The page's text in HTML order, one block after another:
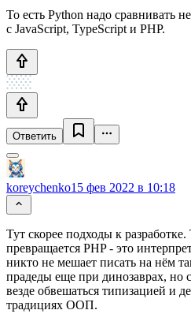
То есть Python надо сравнивать
с JavaScript, TypeScript и PHP.
Ответить
koreychenko15 фев 2022 в 10:18
Тут скорее подходы к разработке.
превращается PHP - это
никто не мешает писать на нём
прадеды еще при динозаврах, но
везде обвешаться типизацией и
традициях ООП.